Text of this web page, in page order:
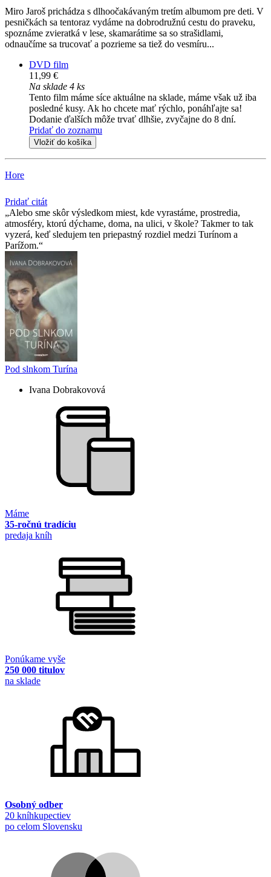
Miro Jaroš prichádza s dlhoočakávaným tretím albumom pre deti. V
pesničkách sa tentoraz vydáme na dobrodružnú cestu do praveku,
spoznáme zvieratká v lese, skamarátime sa so strašidlami,
odnaučíme sa trucovať a pozrieme sa tiež do vesmíru...
DVD film
11,99 €
Na sklade 4 ks
Tento film máme síce aktuálne na sklade, máme však už iba
posledné kusy. Ak ho chcete mať rýchlo, ponáhľajte sa!
Dodanie ďalších môže trvať dlhšie, zvyčajne do 8 dní.
Pridať do zoznamu
Vložiť do košíka
Hore
Pridať citát
Alebo sme skôr výsledkom miest, kde vyrastáme, prostredia,
atmosféry, ktorú dýchame, doma, na ulici, v škole? Takmer to tak
vyzerá, keď sledujem ten priepastný rozdiel medzi Turínom a
Parížom.
Pod slnkom Turína
Ivana Dobrakovová
Máme
35-ročnú tradíciu
predaja kníh
Ponúkame vyše
250 000 titulov
na sklade
Osobný odber
20 kníhkupectiev
po celom Slovensku